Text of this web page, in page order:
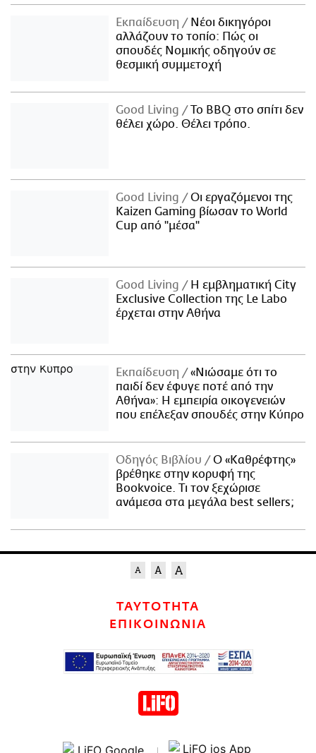
Εκπαίδευση
Νέοι δικηγόροι
αλλάζουν το τοπίο: Πώς οι
σπουδές Νομικής οδηγούν σε
θεσμική συμμετοχή
Good Living
Το BBQ στο σπίτι δεν
θέλει χώρο. Θέλει τρόπο.
Good Living
Οι εργαζόμενοι της
Kaizen Gaming βίωσαν το World
Cup από "μέσα"
Good Living
Η εμβληματική City
Exclusive Collection της Le Labo
έρχεται στην Αθήνα
Εκπαίδευση
«Νιώσαμε ότι το
παιδί δεν έφυγε ποτέ από την
Αθήνα»: Η εμπειρία οικογενειών
που επέλεξαν σπουδές στην Κύπρο
Οδηγός Βιβλίου
Ο «Καθρέφτης»
βρέθηκε στην κορυφή της
Bookvoice. Τι τον ξεχώρισε
ανάμεσα στα μεγάλα best sellers;
ΤΑΥΤΟΤΗΤΑ
ΕΠΙΚΟΙΝΩΝΙΑ